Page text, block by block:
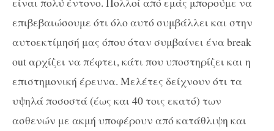
επιβεβαιώσουμε ότι όλο αυτό συμβάλλει και στην
αυτοεκτίμησή μας όπου όταν συμβαίνει ένα break
out αρχίζει να πέφτει, κάτι που υποστηρίζει και η
επιστημονική έρευνα. Μελέτες δείχνουν ότι τα
υψηλά ποσοστά (έως και 40 τοις εκατό) των
ασθενών με ακμή υποφέρουν από κατάθλιψη και